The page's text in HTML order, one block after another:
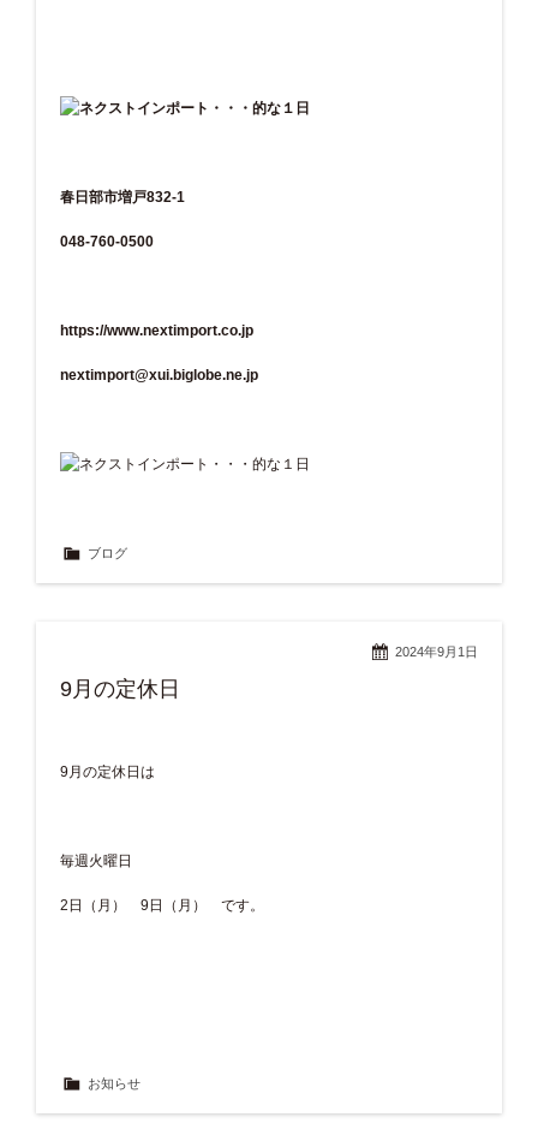
春日部市増戸832-1
048-760-0500
https://www.nextimport.co.jp
nextimport@xui.biglobe.ne.jp
ブログ
2024年9月1日
9月の定休日
9月の定休日は
毎週火曜日
2日（月） 9日（月） です。
お知らせ